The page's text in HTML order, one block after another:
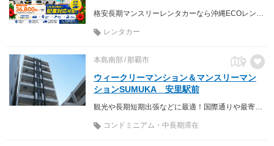
レンタカー
本島南部 那覇市
ウィークリーマンション＆マンスリーマン
ションSUMUKA 安里駅前
観光や長期短期出張などに最適！国際通りや最寄りのゆいレール駅にも徒歩圏内と好立地ですよー！ 決めるならSUMUKA宜しくお願い致します(*^_^*)
コンドミニアム・中長期滞在